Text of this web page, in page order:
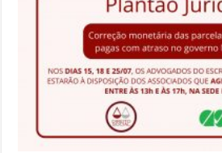
parcelas
salariais
atrasadas
no
governo
Marchezan
|
Agende
atendimento
plantão
jurídico
sede